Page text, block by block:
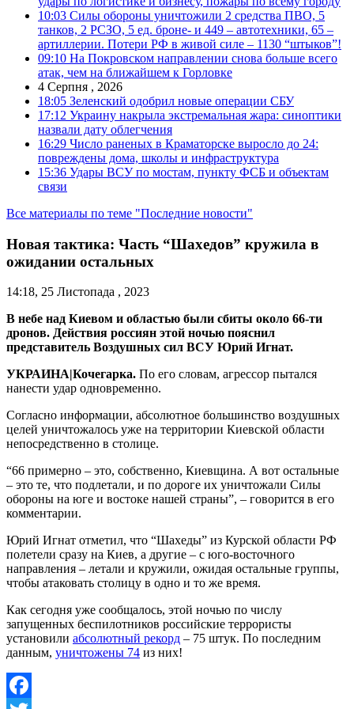
10:03 Силы обороны уничтожили 2 средства ПВО, 5
танков, 2 РСЗО, 5 ед. броне- и 449 – автотехники, 65 –
артиллерии. Потери РФ в живой силе – 1130 “штыков”!
09:10 На Покровском направлении снова больше всего
атак, чем на ближайшем к Горловке
4 Серпня , 2026
18:05 Зеленский одобрил новые операции СБУ
17:12 Украину накрыла экстремальная жара: синоптики
назвали дату облегчения
16:29 Число раненых в Краматорске выросло до 24:
повреждены дома, школы и инфраструктура
15:36 Удары ВСУ по мостам, пункту ФСБ и объектам
связи
Все материалы по теме "Последние новости"
Новая тактика: Часть “Шахедов” кружила в
ожидании остальных
14:18, 25 Листопада , 2023
В небе над Киевом и областью были сбиты около 66-ти
дронов. Действия россиян этой ночью пояснил
представитель Воздушных сил ВСУ Юрий Игнат.
УКРАИНА|Кочегарка. По его словам, агрессор пытался
нанести удар одновременно.
Согласно информации, абсолютное большинство воздушных
целей уничтожалось уже на территории Киевской области
непосредственно в столице.
“66 примерно – это, собственно, Киевщина. А вот остальные
– это те, что подлетали, и по дороге их уничтожали Силы
обороны на юге и востоке нашей страны”, – говорится в его
комментарии.
Юрий Игнат отметил, что “Шахеды” из Курской области РФ
полетели сразу на Киев, а другие – с юго-восточного
направления – летали и кружили, ожидая остальные группы,
чтобы атаковать столицу в одно и то же время.
Как сегодня уже сообщалось, этой ночью по числу
запущенных беспилотников российские террористы
установили абсолютный рекорд – 75 штук. По последним
данным, уничтожены 74 из них!